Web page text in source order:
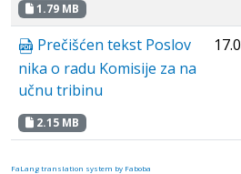
1.79 MB
Prečišćen tekst Poslov
nika o radu Komisije za na
učnu tribinu
2.15 MB
FaLang translation system by Faboba